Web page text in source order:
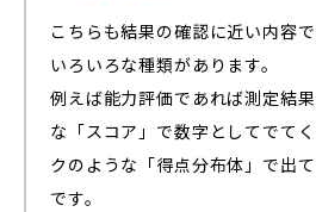
こちらも結果の確認に近い内容
いろいろな種類があります。
例えば能力評価であれば測定結
な「スコア」で数字としてでて
クのような「得点分布体」で出
です。